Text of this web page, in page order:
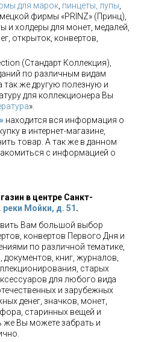
для марок пинцеты, лупы
фирмы «PRINZ» (Принц),
и холдеры для монет, медалей,
открыток, конвертов,
(Стандарт Коллекция),
по различным видам
так же другую полезную и
для коллекционера Вы
».
находится вся информация о
в интернет-магазине,
товар. А так же в данном
с информацией о
в центре Санкт-
реки Мойки, д. 51 .
Вам большой выбор
конвертов Первого Дня и
по различной тематике,
книг, журналов,
старых
для любого вида
и зарубежных
денег, значков, монет,
старинных вещей и
же Вы можете забрать и